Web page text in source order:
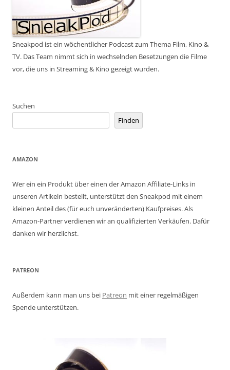
Sneakpod ist ein wöchentlicher Podcast zum Thema Film, Kino &
TV. Das Team nimmt sich in wechselnden Besetzungen die Filme
vor, die uns in Streaming & Kino gezeigt wurden.
Suchen
Finden
AMAZON
Wer ein ein Produkt über einen der Amazon Affiliate-Links in
unseren Artikeln bestellt, unterstützt den Sneakpod mit einem
kleinen Anteil des (für euch unveränderten) Kaufpreises. Als
Amazon-Partner verdienen wir an qualifizierten Verkäufen. Dafür
danken wir herzlichst.
PATREON
Außerdem kann man uns bei Patreon mit einer regelmäßigen
Spende unterstützen.